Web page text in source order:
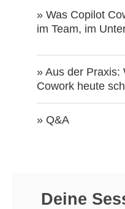
» Was Copilot
im Team, im
» Aus der Praxis:
Cowork heute
» Q&A
Deine